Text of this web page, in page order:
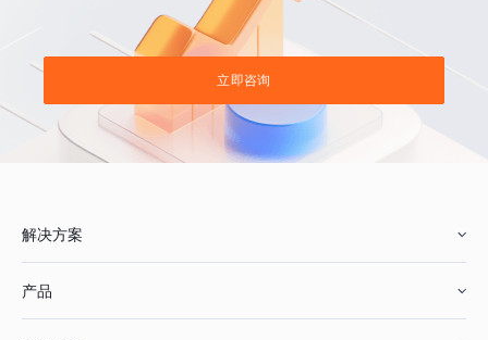
立即咨询
解决方案
产品